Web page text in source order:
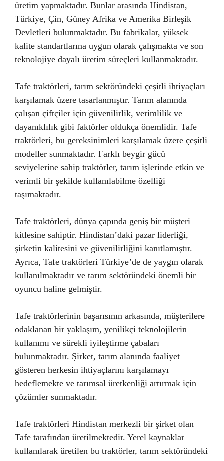
üretim yapmaktadır. Bunlar arasında Hindistan,
Türkiye, Çin, Güney Afrika ve Amerika Birleşik
Devletleri bulunmaktadır. Bu fabrikalar, yüksek
kalite standartlarına uygun olarak çalışmakta ve son
teknolojiye dayalı üretim süreçleri kullanmaktadır.
Tafe traktörleri, tarım sektöründeki çeşitli ihtiyaçları
karşılamak üzere tasarlanmıştır. Tarım alanında
çalışan çiftçiler için güvenilirlik, verimlilik ve
dayanıklılık gibi faktörler oldukça önemlidir. Tafe
traktörleri, bu gereksinimleri karşılamak üzere çeşitli
modeller sunmaktadır. Farklı beygir gücü
seviyelerine sahip traktörler, tarım işlerinde etkin ve
verimli bir şekilde kullanılabilme özelliği
taşımaktadır.
Tafe traktörleri, dünya çapında geniş bir müşteri
kitlesine sahiptir. Hindistan’daki pazar liderliği,
şirketin kalitesini ve güvenilirliğini kanıtlamıştır.
Ayrıca, Tafe traktörleri Türkiye’de de yaygın olarak
kullanılmaktadır ve tarım sektöründeki önemli bir
oyuncu haline gelmiştir.
Tafe traktörlerinin başarısının arkasında, müşterilere
odaklanan bir yaklaşım, yenilikçi teknolojilerin
kullanımı ve sürekli iyileştirme çabaları
bulunmaktadır. Şirket, tarım alanında faaliyet
gösteren herkesin ihtiyaçlarını karşılamayı
hedeflemekte ve tarımsal üretkenliği artırmak için
çözümler sunmaktadır.
Tafe traktörleri Hindistan merkezli bir şirket olan
Tafe tarafından üretilmektedir. Yerel kaynaklar
kullanılarak üretilen bu traktörler, tarım sektöründeki